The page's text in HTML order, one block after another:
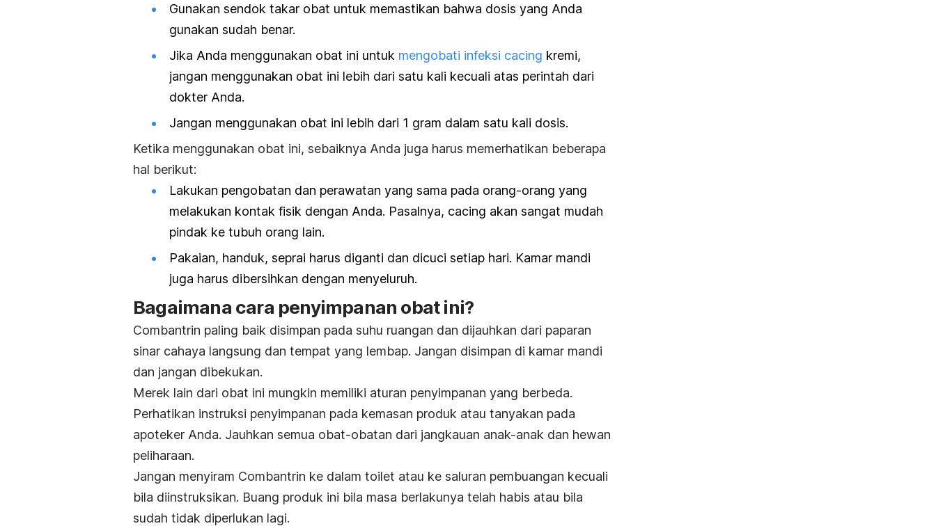
Gunakan sendok takar obat untuk memastikan bahwa dosis yang Anda
gunakan sudah benar.
Jika Anda menggunakan obat ini untuk mengobati infeksi cacing kremi,
jangan menggunakan obat ini lebih dari satu kali kecuali atas perintah dari
dokter Anda.
Jangan menggunakan obat ini lebih dari 1 gram dalam satu kali dosis.
Ketika menggunakan obat ini, sebaiknya Anda juga harus memerhatikan beberapa
hal berikut:
Lakukan pengobatan dan perawatan yang sama pada orang-orang yang
melakukan kontak fisik dengan Anda. Pasalnya, cacing akan sangat mudah
pindak ke tubuh orang lain.
Pakaian, handuk, seprai harus diganti dan dicuci setiap hari. Kamar mandi
juga harus dibersihkan dengan menyeluruh.
Bagaimana cara penyimpanan obat ini?
Combantrin paling baik disimpan pada suhu ruangan dan dijauhkan dari paparan
sinar cahaya langsung dan tempat yang lembap. Jangan disimpan di kamar mandi
dan jangan dibekukan.
Merek lain dari obat ini mungkin memiliki aturan penyimpanan yang berbeda.
Perhatikan instruksi penyimpanan pada kemasan produk atau tanyakan pada
apoteker Anda. Jauhkan semua obat-obatan dari jangkauan anak-anak dan hewan
peliharaan.
Jangan menyiram Combantrin ke dalam toilet atau ke saluran pembuangan kecuali
bila diinstruksikan. Buang produk ini bila masa berlakunya telah habis atau bila
sudah tidak diperlukan lagi.